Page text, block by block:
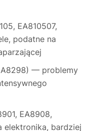
EA810507,
podatne na
— problemy
EA8908,
elektronika, bardziej